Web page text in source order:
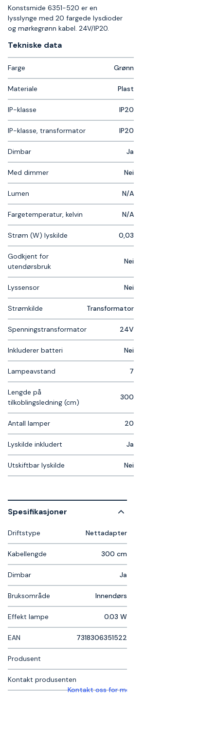
Konstsmide 6351-520 er en
lysslynge med 20 fargede lysdioder
og mørkegrønn kabel. 24V/IP20.
Tekniske data​
Farge Grønn
Materiale Plast
IP-klasse IP20
IP-klasse, transformator IP20
Dimbar Ja
Med dimmer Nei
Lumen N/A
Fargetemperatur, kelvin N/A
Strøm (W) lyskilde 0,03
Godkjent for
utendørsbruk
Nei
Lyssensor Nei
Strømkilde Transformator
Spenningstransformator 24V
Inkluderer batteri Nei
Lampeavstand 7
Lengde på
tilkoblingsledning (cm)
300
Antall lamper 20
Lyskilde inkludert Ja
Utskiftbar lyskilde Nei
Spesifikasjoner
Driftstype Nettadapter
Kabellengde 300 cm
Dimbar Ja
Bruksområde Innendørs
Effekt lampe 0.03 W
EAN 7318306351522
Produsent
Kontakt produsenten
Kontakt oss for mer informasjon